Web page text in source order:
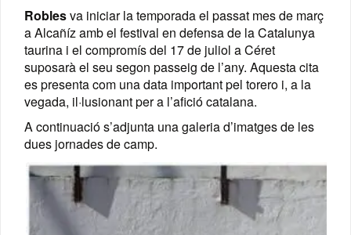
Roblesva iniciar la temporada el passat mes de març
a Alcañíz amb el festival en defensa de la Catalunya
taurina i el compromís del 17 de juliol a Céret
suposarà el seu segon passeig de l’any. Aquesta cita
es presenta com una data important pel torero i, a la
vegada, il·lusionant per a l’afició catalana.
A continuació s’adjunta una galeria d’imatges de les
dues jornades de camp.